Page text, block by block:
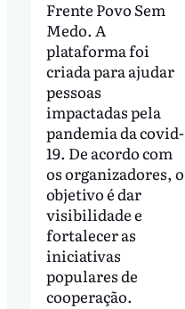
Frente Povo Sem
Medo. A
plataforma foi
criada para ajudar
pessoas
impactadas pela
pandemia da covid-
19. De acordo com
os organizadores, o
objetivo é dar
visibilidade e
fortalecer as
iniciativas
populares de
cooperação.